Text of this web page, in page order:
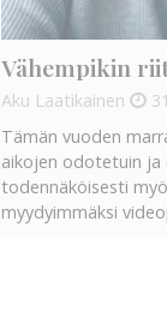
Vähempikin
Aku Laatikainen
Tämän vuoden
aikojen odotetuin ja
todennäköisesti
myydyimmäksi